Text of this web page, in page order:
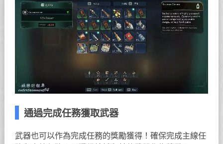
通過完成任務獲取武器
武器也可以作為完成任務的獎勵獲得！確保完成主線任